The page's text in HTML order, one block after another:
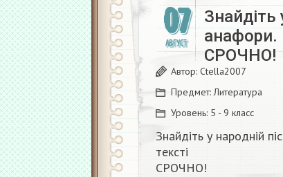
07
АВГУСТ
Знайдіть
анафори.
СРОЧНО!​
Автор: Ctella2007
Предмет:Литература
Уровень: 5 - 9 класс
Знайдіть у народній
тексті
СРОЧНО!​